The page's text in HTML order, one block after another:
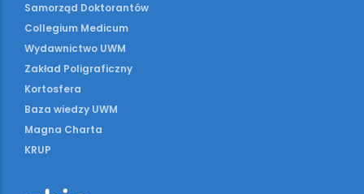
Samorząd Doktorantów
Collegium Medicum
Wydawnictwo UWM
Zakład Poligraficzny
Kortosfera
Baza wiedzy UWM
Magna Charta
KRUP